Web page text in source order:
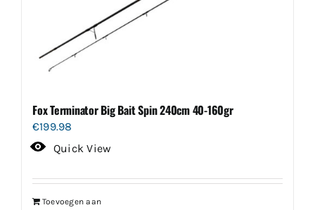
Fox Terminator Big Bait Spin 240cm 40-160gr
€199.98
Quick View
Toevoegen aan